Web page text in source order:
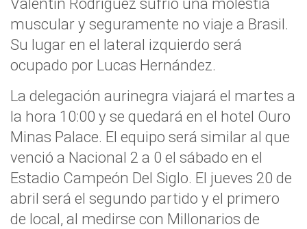
muscular y seguramente no viaje a Brasil.
Su lugar en el lateral izquierdo será
ocupado por Lucas Hernández.
La delegación aurinegra viajará el martes a
la hora 10:00 y se quedará en el hotel Ouro
Minas Palace. El equipo será similar al que
venció a Nacional 2 a 0 el sábado en el
Estadio Campeón Del Siglo. El jueves 20 de
abril será el segundo partido y el primero
de local, al medirse con Millonarios de